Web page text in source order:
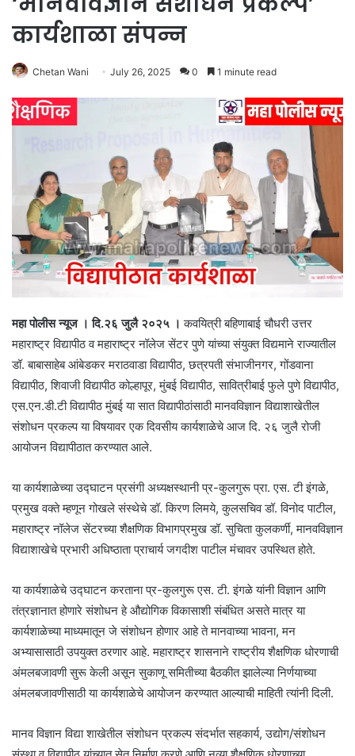
कार्यशाळा संपन्न
Chetan Wani July 26, 2025 0 1 minute read
महा पोलीस न्यूज । दि.२६ जुलै २०२५ ।कवयित्री बहिणाबाई चौधरी उत्तर
महाराष्ट्र विद्यापीठ व महाराष्ट्र नॉलेज सेंटर पुणे यांच्या संयुक्त विद्यमाने राज्यातील
डॉ. बाबासाहेब आंबेडकर मराठवाडा विद्यापीठ, छत्रपती संभाजीनगर, गोंडवाना
विद्यापीठ, शिवाजी विद्यापीठ कोल्हापूर, मुंबई विद्यापीठ, सावित्रीबाई फुले पुणे विद्यापीठ,
एस.एन.डी.टी विद्यापीठ मुंबई या सात विद्यापीठांसाठी मानवविज्ञान विद्याशाखेतील
संशोधन प्रकल्प या विषयावर एक दिवसीय कार्यशाळेचे आज दि. २६ जुलै रोजी
आयोजन विद्यापीठात करण्यात आले.
या कार्यशाळेच्या उद्घाटन प्रसंगी अध्यक्षस्थानी प्र-कुलगुरू प्रा. एस. टी इंगळे,
प्रमुख वक्ते म्हणून गोखले संस्थेचे डॉ. किरण लिमये, कुलसचिव डॉ. विनोद पाटील,
महाराष्ट्र नॉलेज सेंटरच्या शैक्षणिक विभागप्रमुख डॉ. सुचिता कुलकर्णी, मानवविज्ञान
विद्याशाखेचे प्रभारी अधिष्ठाता प्राचार्य जगदीश पाटील मंचावर उपस्थित होते.
या कार्यशाळेचे उद्घाटन करताना प्र-कुलगुरू एस. टी. इंगळे यांनी विज्ञान आणि
तंत्रज्ञानात होणारे संशोधन हे औद्योगिक विकासाशी संबंधित असते मात्र या
कार्यशाळेच्या माध्यमातून जे संशोधन होणार आहे ते मानवाच्या भावना, मन
अभ्यासासाठी उपयुक्त ठरणार आहे. महाराष्ट्र शासनाने राष्ट्रीय शैक्षणिक धोरणाची
अंमलबजावणी सुरू केली असून सुकाणू समितीच्या बैठकीत झालेल्या निर्णयाच्या
अंमलबजावणीसाठी या कार्यशाळेचे आयोजन करण्यात आल्याची माहिती त्यांनी दिली.
मानव विज्ञान विद्या शाखेतील संशोधन प्रकल्प संदर्भात सहकार्य, उद्योग/संशोधन